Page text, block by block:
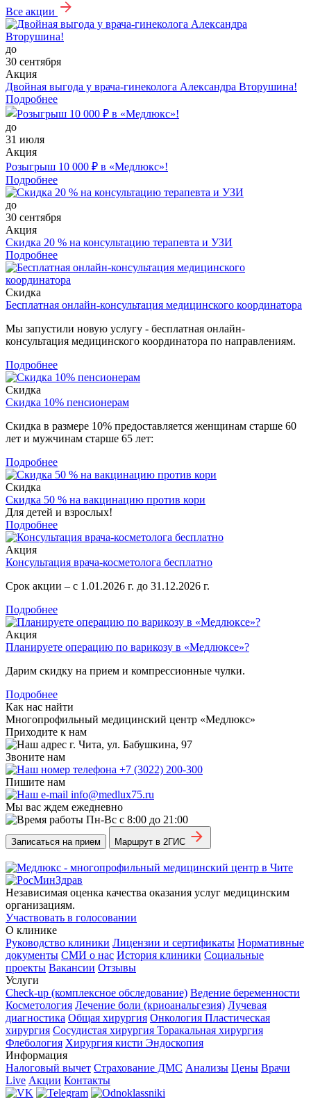
Все акции
до
30 сентября
Акция
Двойная выгода у врача‑гинеколога Александра Вторушина!
Подробнее
до
31 июля
Акция
Розыгрыш 10 000 ₽ в «Медлюкс»!
Подробнее
до
30 сентября
Акция
Скидка 20 % на консультацию терапевта и УЗИ
Подробнее
Скидка
Бесплатная онлайн-консультация медицинского координатора
Мы запустили новую услугу - бесплатная онлайн-
консультация медицинского координатора по направлениям.
Подробнее
Скидка
Скидка 10% пенсионерам
Скидка в размере 10% предоставляется женщинам старше 60
лет и мужчинам старше 65 лет:
Подробнее
Скидка
Скидка 50 % на вакцинацию против кори
Для детей и взрослых!
Подробнее
Акция
Консультация врача-косметолога бесплатно
Срок акции – с 1.01.2026 г. до 31.12.2026 г.
Подробнее
Акция
Планируете операцию по варикозу в «Медлюксе»?
Дарим скидку на прием и компрессионные чулки.
Подробнее
Как нас найти
Многопрофильный медицинский центр «Медлюкс»
Приходите к нам
г. Чита, ул. Бабушкина, 97
Звоните нам
+7 (3022) 200-300
Пишите нам
info@medlux75.ru
Мы вас ждем ежедневно
Пн-Вс с 8:00 до 21:00
Записаться на прием Маршрут в 2ГИС
Независимая оценка качества оказания услуг медицинским
организациям.
Участвовать в голосовании
О клинике
Руководство клиники Лицензии и сертификаты Нормативные
документы СМИ о нас История клиники Социальные
проекты Вакансии Отзывы
Услуги
Check-up (комплексное обследование) Ведение беременности
Косметология Лечение боли (криоанальгезия) Лучевая
диагностика Общая хирургия Онкология Пластическая
хирургия Сосудистая хирургия Торакальная хирургия
Флебология Хирургия кисти Эндоскопия
Информация
Налоговый вычет Страхование ДМС Анализы Цены Врачи
Live Акции Контакты